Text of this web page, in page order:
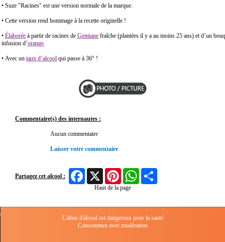
• Suze "Racines" est une version normale de la marque.
• Cette version rend hommage à la recette originelle !
• Élaborée à partir de racines de Gentiane fraîche (plantées il y a au moins 25 ans) et d’un
infusion d’orange.
• Avec un taux d’alcool qui passe à 36° !
Commentaire(s) des internautes :
Aucun commentaire
Laisser votre commentaire
Partagez cet alcool :
FacebookX Pinterest WhatsApp
Haut de la page
L'abus d'alcool est dangereux pour la santé
Consommez avec modération